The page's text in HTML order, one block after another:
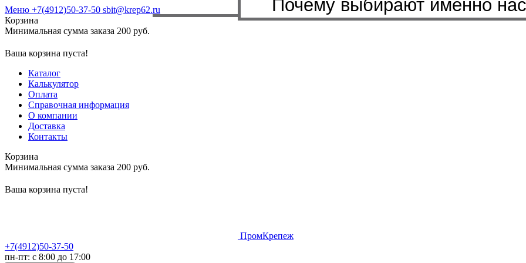
Меню +7(4912)50-37-50 sbit@krep62.ru
Корзина
Минимальная сумма заказа 200 руб.
Ваша корзина пуста!
Каталог
Калькулятор
Оплата
Справочная информация
О компании
Доставка
Контакты
Корзина
Минимальная сумма заказа 200 руб.
Ваша корзина пуста!
ПромКрепеж
+7(4912)50-37-50
пн-пт: с 8:00 до 17:00
Почему выбирают именно